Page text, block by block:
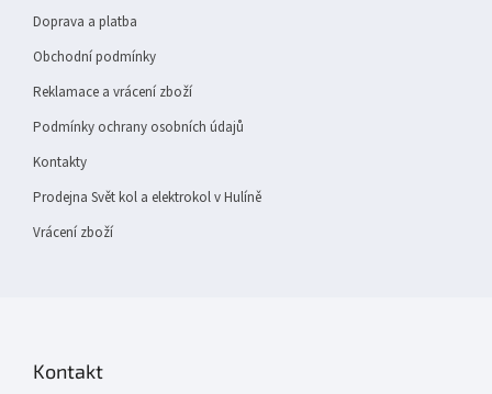
Doprava a platba
Obchodní podmínky
Reklamace a vrácení zboží
Podmínky ochrany osobních údajů
Kontakty
Prodejna Svět kol a elektrokol v Hulíně
Vrácení zboží
Kontakt